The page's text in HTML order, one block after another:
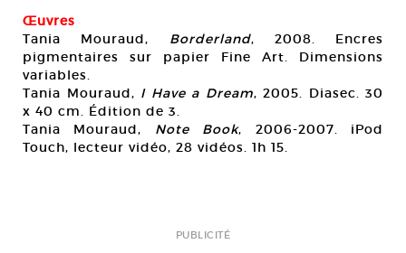
Œuvres
Tania Mouraud, Borderland, 2008. Encres
pigmentaires sur papier Fine Art. Dimensions
variables.
Tania Mouraud, I Have a Dream, 2005. Diasec. 30
x 40 cm. Édition de 3.
Tania Mouraud, Note Book, 2006-2007. iPod
Touch, lecteur vidéo, 28 vidéos. 1h 15.
PUBLICITÉ